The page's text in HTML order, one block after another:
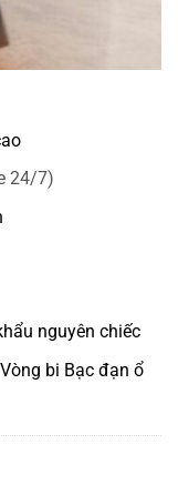
24/7)
nguyên chiếc
Vòng bi Bạc đạn ổ